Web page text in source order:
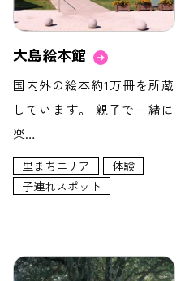
大島絵本館
国内外の絵本約1万冊を所蔵
しています。 親子で一緒に
楽…
里まちエリア
体験
子連れスポット